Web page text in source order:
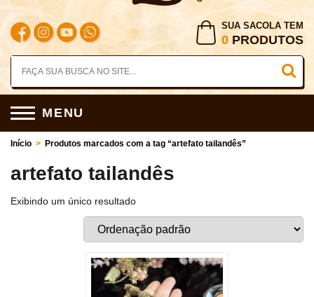
SUA SACOLA TEM
0 PRODUTOS
MENU
Início > Produtos marcados com a tag “artefato tailandês”
artefato tailandês
Exibindo um único resultado